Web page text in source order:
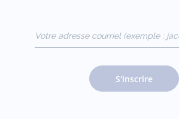
(exemple :
jacquesadit@gmail.com)
S'inscrire